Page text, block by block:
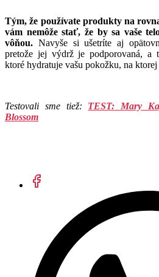
Tým, že používate produkty na
vám nemôže stať, že by sa vaše
vôňou. Navyše si ušetríte aj
pretože jej výdrž je podporovaná, a
ktoré hydratuje vašu pokožku, na
Testovali sme tiež: TEST: Mary
Blossom